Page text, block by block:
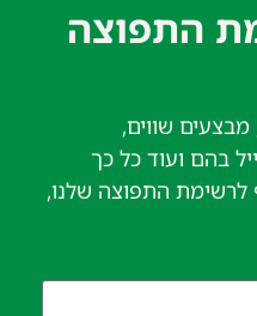
התפוצה
מבצעים שווים,
בהם ועוד כל כך
לרשימת התפוצה שלנו,